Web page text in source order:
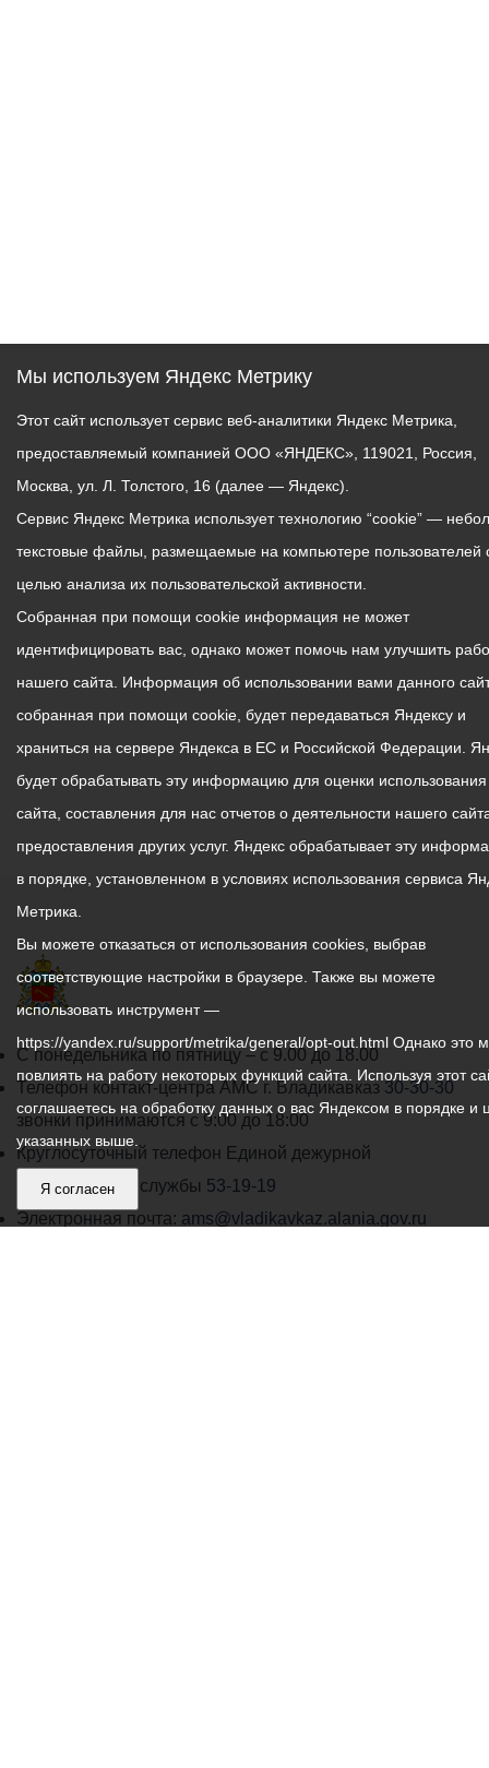
График
работы
администрации
местного
самоуправления
города
С понедельника по пятницу – с 9.00 до 18.00
Телефон контакт-центра АМС г. Владикавказ 30-30-30
звонки принимаются с 9:00 до 18:00
Круглосуточный телефон Единой дежурной
диспетчерской службы 53-19-19
Электронная почта: ams@vladikavkaz.alania.gov.ru
Мы используем Яндекс Метрику
Этот сайт использует сервис веб-аналитики Яндекс Метрика,
предоставляемый компанией ООО «ЯНДЕКС», 119021, Россия,
Москва, ул. Л. Толстого, 16 (далее — Яндекс).
Сервис Яндекс Метрика использует технологию “cookie” —
текстовые файлы, размещаемые на компьютере пользователей
целью анализа их пользовательской активности.
Собранная при помощи cookie информация не может
идентифицировать вас, однако может помочь нам улучшить
нашего сайта. Информация об использовании вами данного
собранная при помощи cookie, будет передаваться Яндексу и
храниться на сервере Яндекса в ЕС и Российской Федерации.
будет обрабатывать эту информацию для оценки
сайта, составления для нас отчетов о деятельности нашего
предоставления других услуг. Яндекс обрабатывает эту
в порядке, установленном в условиях использования сервиса
Метрика.
Вы можете отказаться от использования cookies, выбрав
соответствующие настройки в браузере. Также вы можете
использовать инструмент —
https://yandex.ru/support/metrika/general/opt-out.html Однако это
повлиять на работу некоторых функций сайта. Используя этот
соглашаетесь на обработку данных о вас Яндексом в порядке и
указанных выше.
Я согласен